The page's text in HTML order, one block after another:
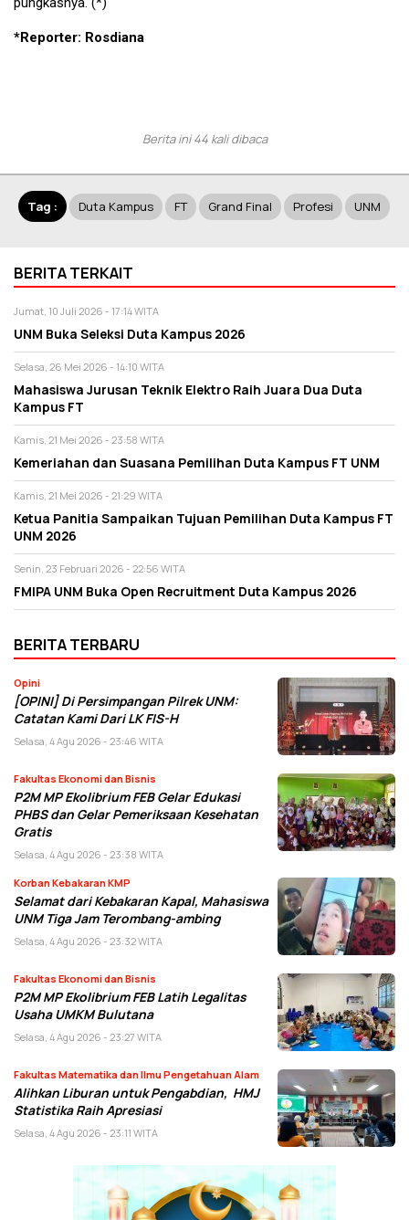
*Reporter: Rosdiana
Berita ini 44 kali dibaca
Tag : Duta Kampus FT Grand Final Profesi UNM
BERITA TERKAIT
Jumat, 10 Juli 2026 - 17:14 WITA
UNM Buka Seleksi Duta Kampus 2026
Selasa, 26 Mei 2026 - 14:10 WITA
Mahasiswa Jurusan Teknik Elektro Raih Juara Dua Duta
Kampus FT
Kamis, 21 Mei 2026 - 23:58 WITA
Kemeriahan dan Suasana Pemilihan Duta Kampus FT UNM
Kamis, 21 Mei 2026 - 21:29 WITA
Ketua Panitia Sampaikan Tujuan Pemilihan Duta Kampus FT
UNM 2026
Senin, 23 Februari 2026 - 22:56 WITA
FMIPA UNM Buka Open Recruitment Duta Kampus 2026
BERITA TERBARU
Opini
[OPINI] Di Persimpangan Pilrek UNM:
Catatan Kami Dari LK FIS-H
Selasa, 4 Agu 2026 - 23:46 WITA
Fakultas Ekonomi dan Bisnis
P2M MP Ekolibrium FEB Gelar Edukasi
PHBS dan Gelar Pemeriksaan Kesehatan
Gratis
Selasa, 4 Agu 2026 - 23:38 WITA
Korban Kebakaran KMP
Selamat dari Kebakaran Kapal, Mahasiswa
UNM Tiga Jam Terombang-ambing
Selasa, 4 Agu 2026 - 23:32 WITA
Fakultas Ekonomi dan Bisnis
P2M MP Ekolibrium FEB Latih Legalitas
Usaha UMKM Bulutana
Selasa, 4 Agu 2026 - 23:27 WITA
Fakultas Matematika dan Ilmu Pengetahuan Alam
Alihkan Liburan untuk Pengabdian, HMJ
Statistika Raih Apresiasi
Selasa, 4 Agu 2026 - 23:11 WITA